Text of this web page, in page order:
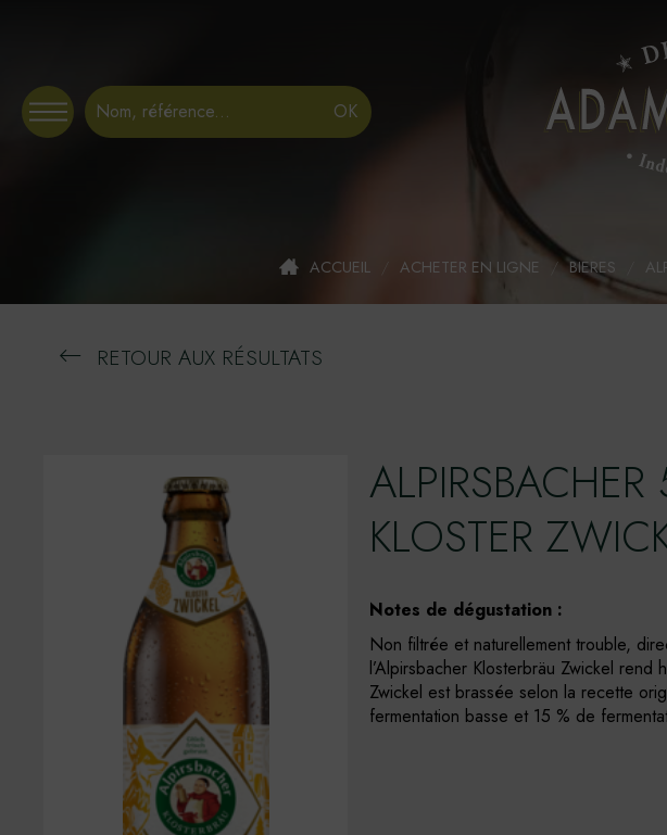
ACCUEIL ACHETER EN LIGNE / BIERES
RETOUR AUX RÉSULTATS
KLOSTER
Notes de dégustation :
Non filtrée et naturellement trouble,
l’Alpirsbacher Klosterbräu Zwickel rend
Zwickel est brassée selon la recette
fermentation basse et 15 % de